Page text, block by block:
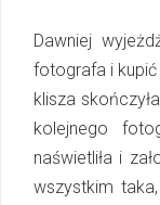
Dawniej
fotografa i kupić
klisza
kolejnego
naświetliła i
wszystkim